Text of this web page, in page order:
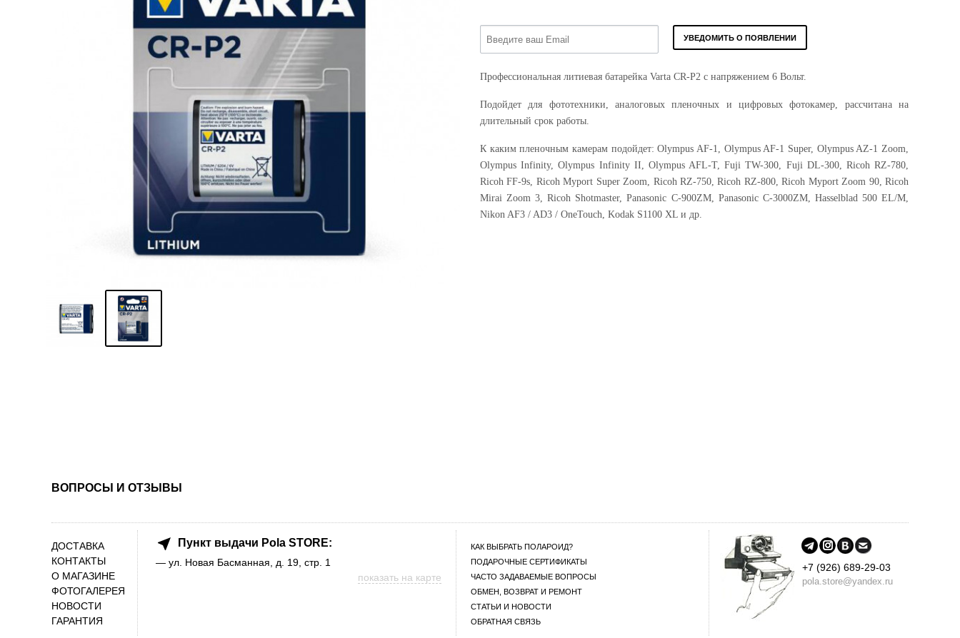
УВЕДОМИТЬ О ПОЯВЛЕНИИ
Профессиональная литиевая батарейка Varta CR-P2 с напряжением 6 Вольт.
Подойдет для фототехники, аналоговых пленочных и цифровых фотокамер, рассчитана на
длительный срок работы.
К каким пленочным камерам подойдет: Olympus AF-1, Olympus AF-1 Super, Olympus AZ-1 Zoom,
Olympus Infinity, Olympus Infinity II, Olympus AFL-T, Fuji TW-300, Fuji DL-300, Ricoh RZ-780,
Ricoh FF-9s, Ricoh Myport Super Zoom, Ricoh RZ-750, Ricoh RZ-800, Ricoh Myport Zoom 90, Ricoh
Mirai Zoom 3, Ricoh Shotmaster, Panasonic C-900ZM, Panasonic C-3000ZM, Hasselblad 500 EL/M,
Nikon AF3 / AD3 / OneTouch, Kodak S1100 XL и др.
ВОПРОСЫ И ОТЗЫВЫ
ДОСТАВКА
КОНТАКТЫ
О МАГАЗИНЕ
ФОТОГАЛЕРЕЯ
НОВОСТИ
ГАРАНТИЯ
Пункт выдачи Pola STORE:
— ул. Новая Басманная, д. 19, стр. 1
показать на карте
КАК ВЫБРАТЬ ПОЛАРОИД?
ПОДАРОЧНЫЕ СЕРТИФИКАТЫ
ЧАСТО ЗАДАВАЕМЫЕ ВОПРОСЫ
ОБМЕН, ВОЗВРАТ И РЕМОНТ
СТАТЬИ И НОВОСТИ
ОБРАТНАЯ СВЯЗЬ
+7 (926) 689-29-03
pola.store@yandex.ru